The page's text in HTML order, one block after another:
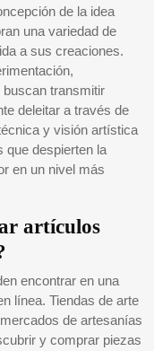
de la idea
una variedad de
a sus creaciones.
transmitir
deleitar a través de
y visión artística
que despierten la
en un nivel más
artículos
encontrar en una
línea. Tiendas de arte
de artesanías
y comprar piezas